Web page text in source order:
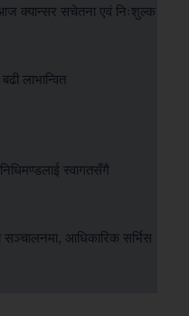
क्यान्सर सचेतना एवं निःशुल्क
लाभान्वित
स्वागतसँगै
सञ्चालनमा, आधिकारिक सर्भिस